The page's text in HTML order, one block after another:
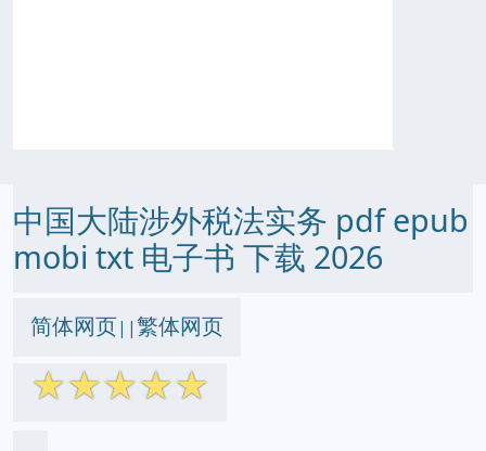
中国大陆涉外税法实务 pdf epub
mobi txt 电子书 下载 2026
简体网页||繁体网页
☆☆☆☆☆